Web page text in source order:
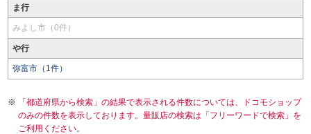
ま行
みよし市（0件）
や行
弥富市（1件）
「都道府県から検索」の結果で表示される件数については、ドコモショップ
のみの件数を表示しております。量販店の検索は「フリーワードで検索」を
ご利用ください。